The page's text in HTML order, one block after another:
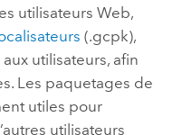
utilisateurs Web,
(.gcpk),
utilisateurs, afin
Les paquetages de
utiles pour
utilisateurs